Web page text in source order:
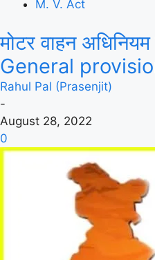
M. V. Act
मोटर वाहन
General
Rahul Pal (Prasenjit)
-
August 28, 2022
0